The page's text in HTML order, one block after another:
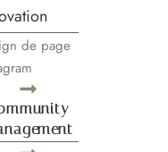
de page